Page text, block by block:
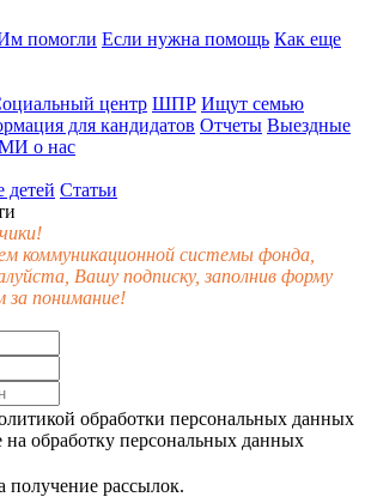
помогли Если нужна помощь Как еще
центр ШПР Ищут семью
для кандидатов Отчеты Выездные
о нас
детей Статьи
коммуникационной системы фонда,
Вашу подписку, заполнив форму
за понимание!
обработки персональных данных
на обработку персональных данных
получение рассылок.